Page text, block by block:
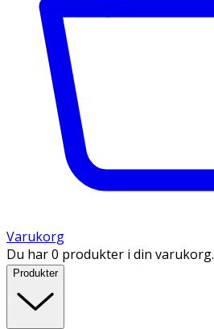
Varukorg
Du har 0 produkter i din varukorg.
Produkter